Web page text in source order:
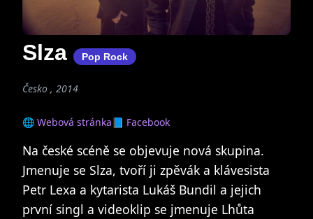
Slza Pop Rock
Česko , 2014
🌐 Webová stránka📘 Facebook
Na české scéně se objevuje nová skupina.
Jmenuje se Slza, tvoří ji zpěvák a klávesista
Petr Lexa a kytarista Lukáš Bundil a jejich
první singl a videoklip se jmenuje Lhůta